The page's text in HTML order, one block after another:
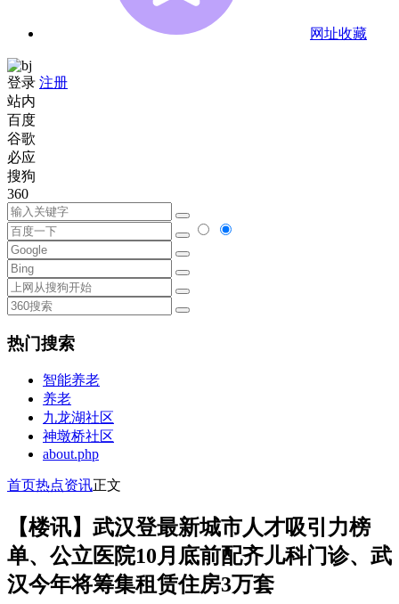
网址收藏
登录 注册
站内
百度
谷歌
必应
搜狗
360
热门搜索
智能养老
养老
九龙湖社区
神墩桥社区
about.php
首页热点资讯正文
【楼讯】武汉登最新城市人才吸引力榜
单、公立医院10月底前配齐儿科门诊、武
汉今年将筹集租赁住房3万套